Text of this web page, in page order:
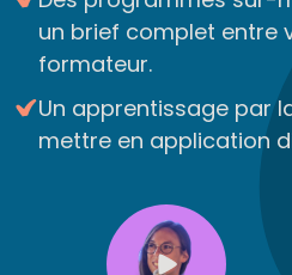
un brief complet entre
formateur.
Un apprentissage par
mettre en application